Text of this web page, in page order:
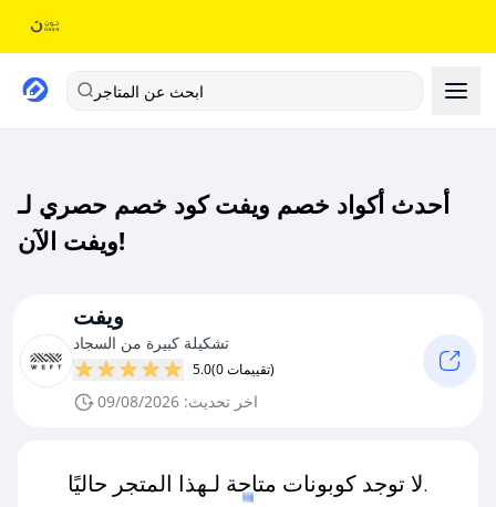
ابحث عن المتاجر
أحدث أكواد خصم ويفت كود خصم حصري لـ
ويفت الآن!
ويفت
تشكيلة كبيرة من السجاد
5.0 (0 تقييمات)
اخر تحديث: 09/08/2026
لا توجد كوبونات متاحة لـهذا المتجر حاليًا.